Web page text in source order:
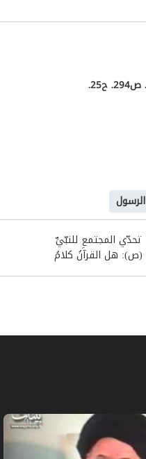
الرسول
تحدّي المجتمعِ للنبّيِّ
(ص): هل القرآنُ كلامُ